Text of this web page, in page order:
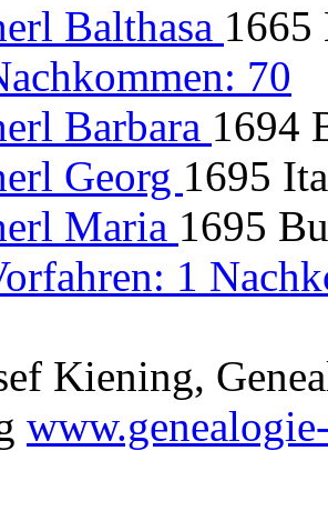
Balthasa 1665
70
Barbara 1694
Georg 1695
Maria 1695
1
Kiening,